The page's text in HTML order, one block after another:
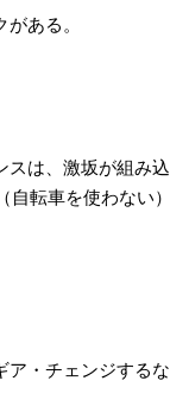
ある。
スは、激坂が組み込
転車を使わない）
ア・チェンジするな